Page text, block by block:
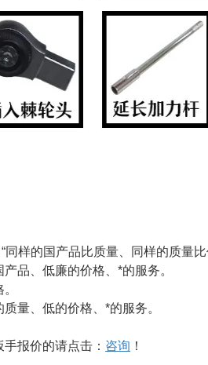
同样的国产品比质量、同样的质量
品、低廉的价格、*的服务。
量、低的价格、*的服务。
报价的请点击： 咨询 ！